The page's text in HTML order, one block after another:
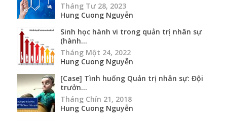
Tháng Tư 28, 2023
Hung Cuong Nguyễn
Sinh học hành vi trong quản trị nhân sự
(hành...
Tháng Một 24, 2022
Hung Cuong Nguyễn
[Case] Tình huống Quản trị nhân sự: Đội
trưởn...
Tháng Chín 21, 2018
Hung Cuong Nguyễn